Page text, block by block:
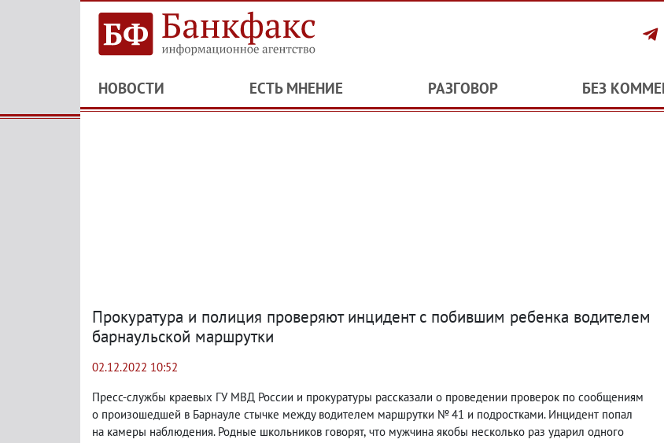
НОВОСТИ ЕСТЬ МНЕНИЕ РАЗГОВОР БЕЗ
Прокуратура и полиция проверяют инцидент с побившим ребенка водителем
барнаульской маршрутки
02.12.2022 10:52
Пресс-службы краевых ГУ МВД России и прокуратуры рассказали о проведении проверок по сообщениям
о произошедшей в Барнауле стычке между водителем маршрутки № 41 и подростками. Инцидент попал
на камеры наблюдения. Родные школьников говорят, что мужчина якобы несколько раз ударил одного